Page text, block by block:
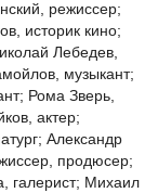
режиссер;
историк кино;
Лебедев,
музыкант;
Рома Зверь,
актер;
Александр
продюсер;
галерист; Михаил